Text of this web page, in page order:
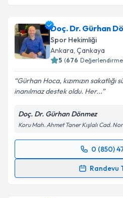
Doç. Dr. Gürhan
Spor Hekimliği
Ankara, Çankaya
5 (676
Gürhan Hoca, kızımızın sakatlığı
inanılmaz destek oldu. Her...
Doç. Dr. Gürhan Dönmez
Koru Mah. Ahmet Taner Kışlalı Cad.
0 (850)
Randevu
Randevu Takvimi